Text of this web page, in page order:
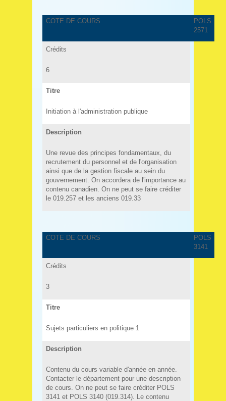
COTE DE COURS
POLS
2571
Crédits
6
Titre
Initiation à l'administration publique
Description
Une revue des principes fondamentaux, du
recrutement du personnel et de l'organisation
ainsi que de la gestion fiscale au sein du
gouvernement. On accordera de l'importance au
contenu canadien. On ne peut se faire créditer
le 019.257 et les anciens 019.33
COTE DE COURS
POLS
3141
Crédits
3
Titre
Sujets particuliers en politique 1
Description
Contenu du cours variable d'année en année.
Contacter le département pour une description
de cours. On ne peut se faire créditer POLS
3141 et POLS 3140 (019.314). Le contenu